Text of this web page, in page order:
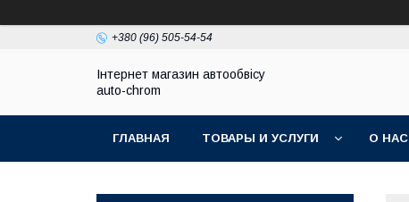
+380 (96) 505-54-54
Інтернет магазин автообвісу
auto-chrom
ГЛАВНАЯ ТОВАРЫ И УСЛУГИ О НАС